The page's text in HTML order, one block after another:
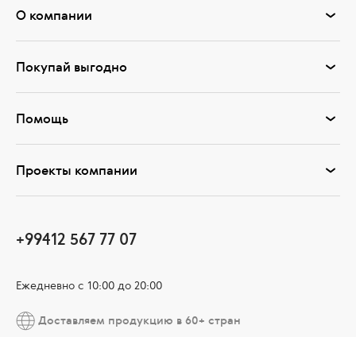
О компании
Покупай выгодно
Помощь
Проекты компании
+99412 567 77 07
Ежедневно с 10:00 до 20:00
Доставляем продукцию в 60+ стран